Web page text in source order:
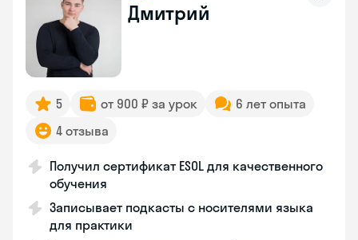
Дмитрий
5 от 900 ₽ за урок
6 лет опыта
4 отзыва
Получил сертификат ESOL для качественного
обучения
Записывает подкасты с носителями языка
для практики